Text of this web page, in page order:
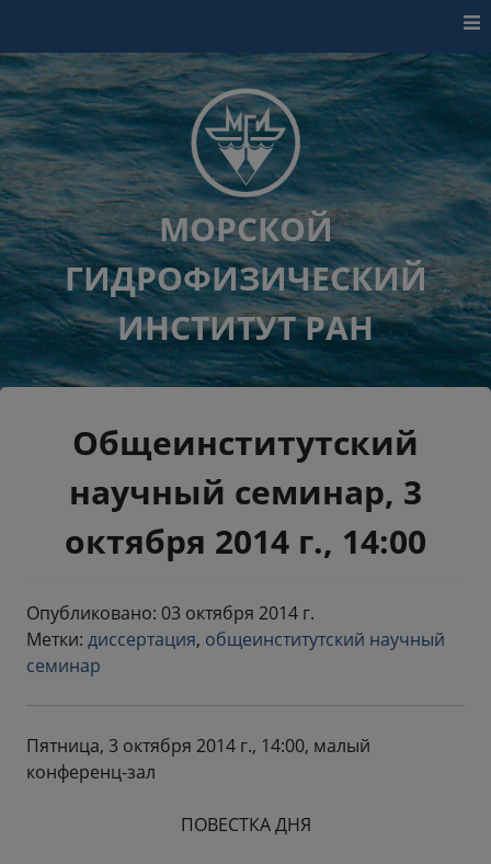
МОРСКОЙ
ГИДРОФИЗИЧЕСКИЙ
ИНСТИТУТ РАН
Общеинститутский
научный семинар, 3
октября 2014 г., 14:00
Опубликовано: 03 октября 2014 г.
Метки: диссертация, общеинститутский научный
семинар
Пятница, 3 октября 2014 г., 14:00, малый
конференц-зал
ПОВЕСТКА ДНЯ